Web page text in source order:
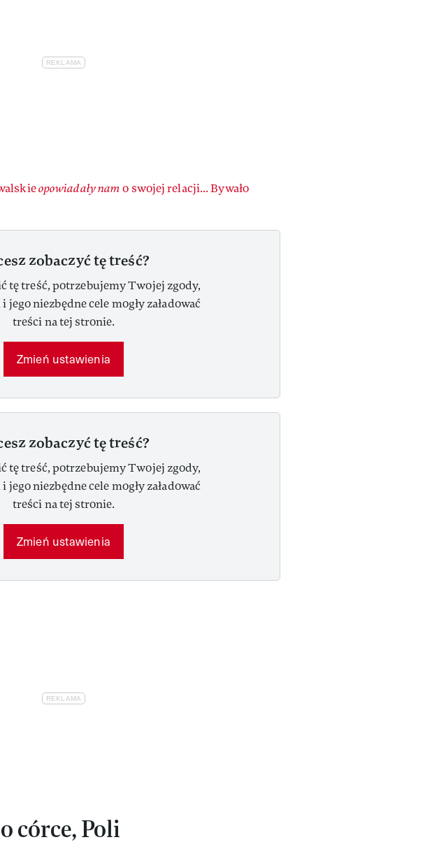
opowiadały namo swojej relacji... Bywało
zobaczyć tę treść?
tę treść, potrzebujemy Twojej zgody,
jego niezbędne cele mogły załadować
treści na tej stronie.
Zmień ustawienia
zobaczyć tę treść?
tę treść, potrzebujemy Twojej zgody,
jego niezbędne cele mogły załadować
treści na tej stronie.
Zmień ustawienia
córce, Poli